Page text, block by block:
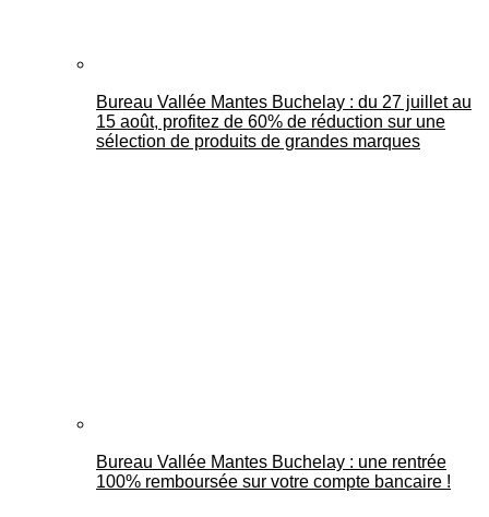
Bureau Vallée Mantes Buchelay : du 27 juillet au
15 août, profitez de 60% de réduction sur une
sélection de produits de grandes marques
Bureau Vallée Mantes Buchelay : une rentrée
100% remboursée sur votre compte bancaire !